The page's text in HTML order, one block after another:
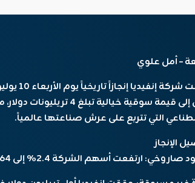
– أمل علوي
تصل إلى قيمة سوقية
التي تتربع على عرش صناعتها عالمياً.
الإنجاز
ارتفعت أسهم الشركة 2.4% إلى 164 دولاراً للسهم، متجاوزة حاجز الـ4 تريليونات.